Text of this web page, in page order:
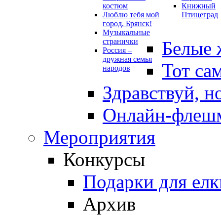
костюм
Люблю тебя мой
город, Брянск!
Музыкальные
странички
Россия –
дружная семья
народов
Книжный
Птицеград
Белые
Тот
Здравствуй,
Онлайн-
Мероприятия
Конкурсы
Подарки для
Архив